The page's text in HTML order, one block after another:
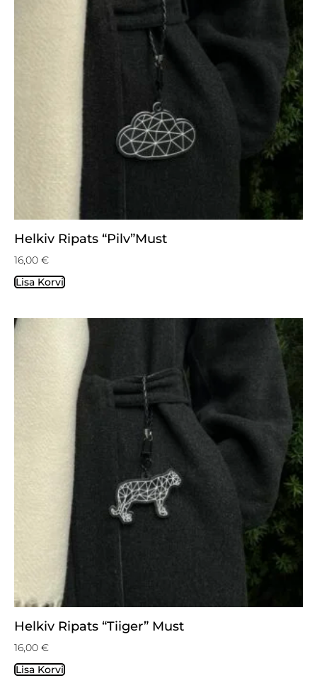
Helkiv Ripats “Pilv”must
16,00 €
Lisa Korvi
Helkiv Ripats “Tiiger” Must
16,00 €
Lisa Korvi